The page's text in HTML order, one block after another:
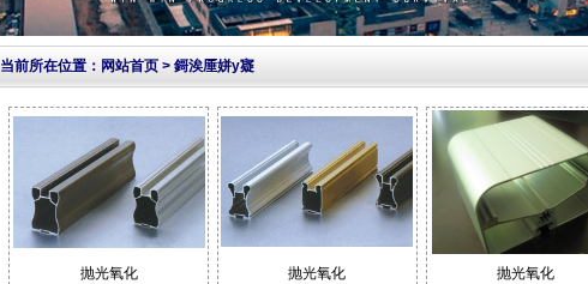
当前所在位置： 网站首页> 鎶涘厜姘у寲
抛光氧化 抛光氧化 抛光氧化